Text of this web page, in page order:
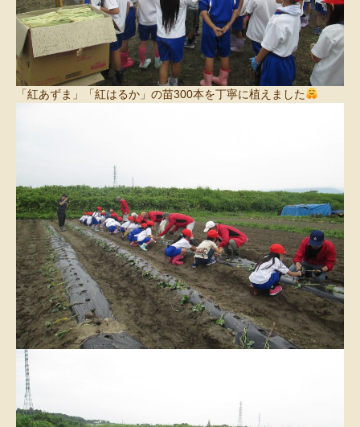
「紅あずま」「紅はるか」の苗300本を丁寧に植えました